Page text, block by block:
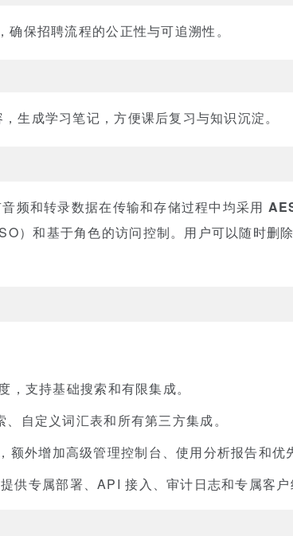
保招聘流程的公正性与可追溯性。
生成学习笔记，方便课后复习与知识沉淀。
频和转录数据在传输和存储过程中均采用
）和基于角色的访问控制。用户可以随时删
支持基础搜索和有限集成。
自定义词汇表和所有第三方集成。
额外增加高级管理控制台、使用分析报告和优
供专属部署、API 接入、审计日志和专属客